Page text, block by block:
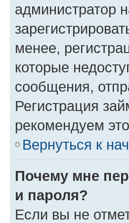
администратор
менее,
которые
сообщения,
Регистрация
рекомендуем
Вернуться к
Почему мне
и пароля?
Если вы не